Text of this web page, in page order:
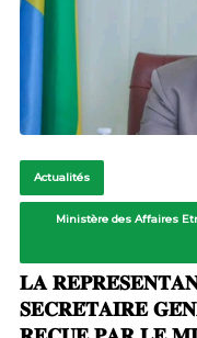
Actualités
Ministère des Affaires
𝐋𝐀
𝐒𝐄𝐂𝐑𝐄́𝐓𝐀𝐈𝐑𝐄